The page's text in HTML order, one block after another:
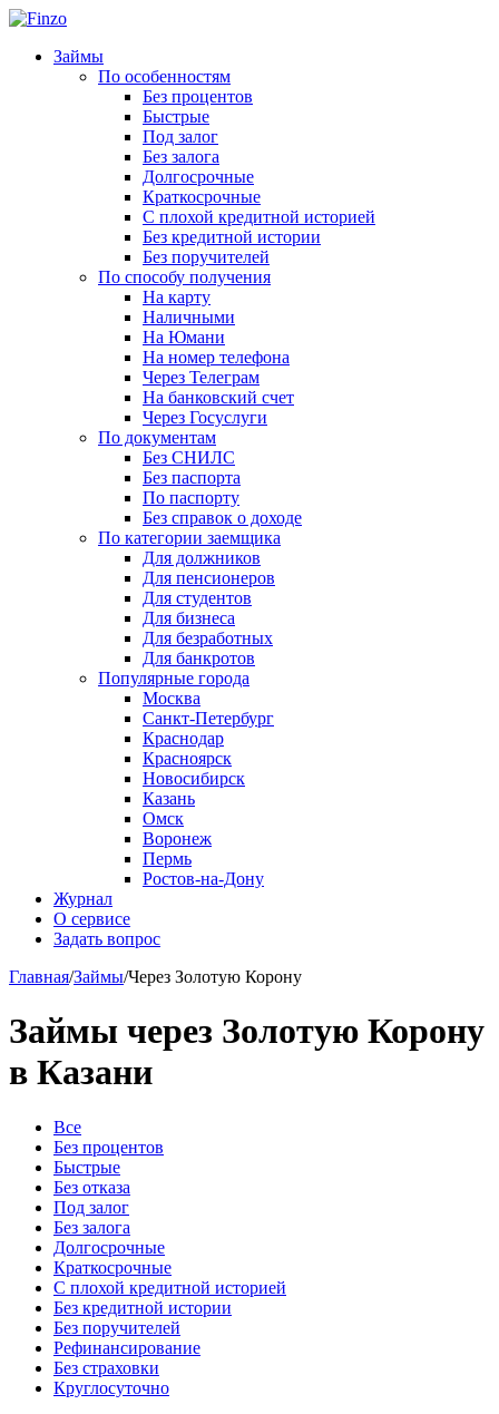
Займы
По особенностям
Без процентов
Быстрые
Под залог
Без залога
Долгосрочные
Краткосрочные
С плохой кредитной историей
Без кредитной истории
Без поручителей
По способу получения
На карту
Наличными
На Юмани
На номер телефона
Через Телеграм
На банковский счет
Через Госуслуги
По документам
Без СНИЛС
Без паспорта
По паспорту
Без справок о доходе
По категории заемщика
Для должников
Для пенсионеров
Для студентов
Для бизнеса
Для безработных
Для банкротов
Популярные города
Москва
Санкт-Петербург
Краснодар
Красноярск
Новосибирск
Казань
Омск
Воронеж
Пермь
Ростов-на-Дону
Журнал
О сервисе
Задать вопрос
Главная/Займы/Через Золотую Корону
Займы через Золотую Корону
в Казани
Все
Без процентов
Быстрые
Без отказа
Под залог
Без залога
Долгосрочные
Краткосрочные
С плохой кредитной историей
Без кредитной истории
Без поручителей
Рефинансирование
Без страховки
Круглосуточно